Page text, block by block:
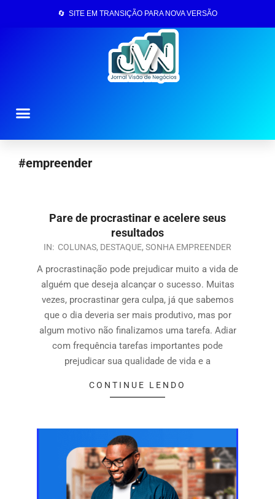
🔄 SITE EM TRANSIÇÃO PARA NOVA VERSÃO
#empreender
Pare de procrastinar e acelere seus
resultados
IN: COLUNAS, DESTAQUE, SONHA EMPREENDER
A procrastinação pode prejudicar muito a vida de
alguém que deseja alcançar o sucesso. Muitas
vezes, procrastinar gera culpa, já que sabemos
que o dia deveria ser mais produtivo, mas por
algum motivo não finalizamos uma tarefa. Adiar
com frequência tarefas importantes pode
prejudicar sua qualidade de vida e a
CONTINUE LENDO